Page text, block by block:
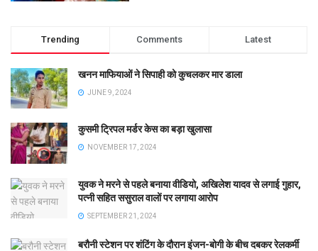
Trending Comments Latest
खनन माफियाओं ने सिपाही को कुचलकर मार डाला
JUNE 9, 2024
कुसमी ट्रिपल मर्डर केस का बड़ा खुलासा
NOVEMBER 17, 2024
युवक ने मरने से पहले बनाया वीडियो, अखिलेश यादव से लगाई गुहार,
पत्नी सहित ससुराल वालों पर लगाया आरोप
SEPTEMBER 21, 2024
बरौनी स्टेशन पर शंटिंग के दौरान इंजन-बोगी के बीच दबकर रेलकर्मी